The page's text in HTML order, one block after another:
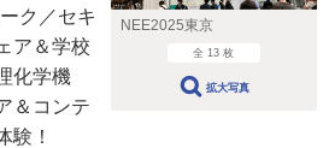
NEE2025東京
全 13 枚
拡大写真
ク／セキ
ア＆学校
化学機
＆コンテ
験！